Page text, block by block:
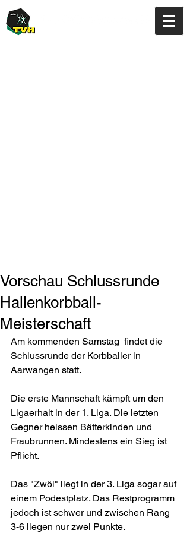
Vorschau Schlussrunde
Hallenkorbball-
Meisterschaft
Am kommenden Samstag  findet die
Schlussrunde der Korbballer in
Aarwangen statt.
Die erste Mannschaft kämpft um den
Ligaerhalt in der 1. Liga. Die letzten
Gegner heissen Bätterkinden und
Fraubrunnen. Mindestens ein Sieg ist
Pflicht.
Das "Zwöi" liegt in der 3. Liga sogar auf
einem Podestplatz. Das Restprogramm
jedoch ist schwer und zwischen Rang
3-6 liegen nur zwei Punkte.